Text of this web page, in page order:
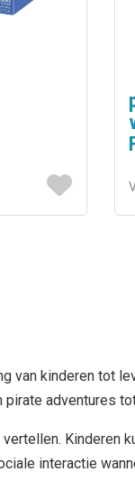
kinderen tot
adventures
Kinderen
interactie